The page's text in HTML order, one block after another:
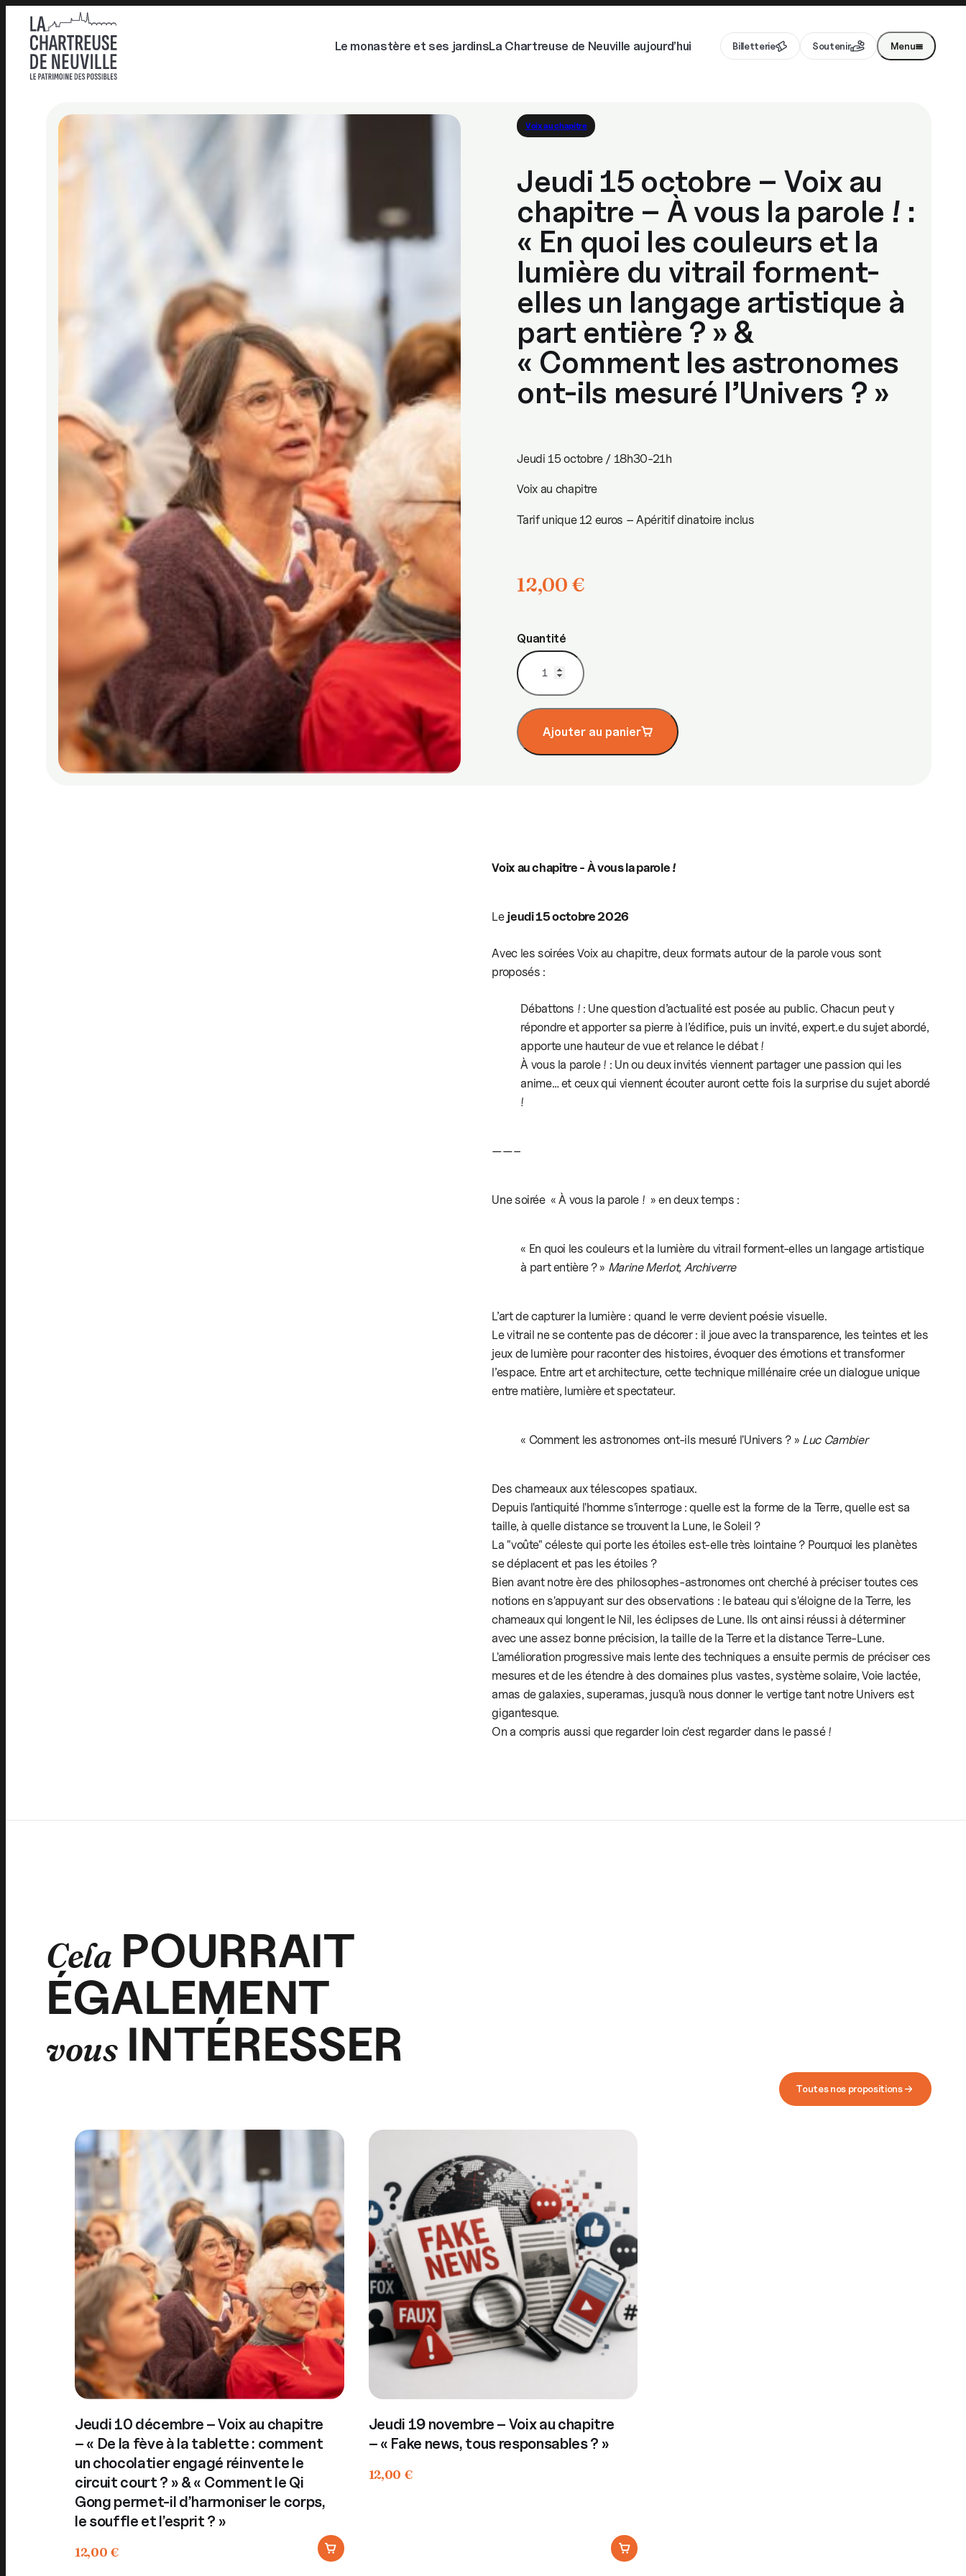
Le monastère et ses jardinsLa Chartreuse de Neuville aujourd’hui Billetterie Soutenir Menu
Jeudi 15 octobre – Voix au
chapitre – À vous la parole ! :
« En quoi les couleurs et la
lumière du vitrail forment-
elles un langage artistique à
part entière ? » &
« Comment les astronomes
ont-ils mesuré l’Univers ? »
12,00 €
Jeudi 15 octobre / 18h30-21h
Voix au chapitre
Tarif unique 12 euros – Apéritif dinatoire inclus
Quantité
quantité
de
Jeudi
15
octobre
–
vous
!
« En
quoi
couleurs
et
la
lumière
du
vitrail
artistique
entière
?
&
« Comment
les
astronomes
ont-
l'Univers
»
Ajouter au panier
Voix au chapitre
Voix au chapitre - À vous la parole !
Le jeudi 15 octobre 2026
Avec les soirées Voix au chapitre, deux formats autour de la parole vous sont
proposés :
Débattons ! : Une question d’actualité est posée au public. Chacun peut y
répondre et apporter sa pierre à l’édifice, puis un invité, expert.e du sujet abordé,
apporte une hauteur de vue et relance le débat !
À vous la parole ! : Un ou deux invités viennent partager une passion qui les
anime… et ceux qui viennent écouter auront cette fois la surprise du sujet abordé
!
——–
Une soirée « À vous la parole ! » en deux temps :
« En quoi les couleurs et la lumière du vitrail forment-elles un langage artistique
à part entière ? » Marine Merlot, Archiverre
L’art de capturer la lumière : quand le verre devient poésie visuelle.
Le vitrail ne se contente pas de décorer : il joue avec la transparence, les teintes et les
jeux de lumière pour raconter des histoires, évoquer des émotions et transformer
l’espace. Entre art et architecture, cette technique millénaire crée un dialogue unique
entre matière, lumière et spectateur.
« Comment les astronomes ont-ils mesuré l'Univers ? » Luc Cambier
Des chameaux aux télescopes spatiaux.
Depuis l'antiquité l'homme s'interroge : quelle est la forme de la Terre, quelle est sa
taille, à quelle distance se trouvent la Lune, le Soleil ?
La "voûte" céleste qui porte les étoiles est-elle très lointaine ? Pourquoi les planètes
se déplacent et pas les étoiles ?
Bien avant notre ère des philosophes-astronomes ont cherché à préciser toutes ces
notions en s'appuyant sur des observations : le bateau qui s'éloigne de la Terre, les
chameaux qui longent le Nil, les éclipses de Lune. Ils ont ainsi réussi à déterminer
avec une assez bonne précision, la taille de la Terre et la distance Terre-Lune.
L'amélioration progressive mais lente des techniques a ensuite permis de préciser ces
mesures et de les étendre à des domaines plus vastes, système solaire, Voie lactée,
amas de galaxies, superamas, jusqu'à nous donner le vertige tant notre Univers est
gigantesque.
On a compris aussi que regarder loin c'est regarder dans le passé !
Cela POURRAIT
ÉGALEMENT
vousINTÉRESSER
Toutes nos propositions
Jeudi 10 décembre – Voix au chapitre
– « De la fève à la tablette : comment
un chocolatier engagé réinvente le
circuit court ? » & « Comment le Qi
Gong permet-il d’harmoniser le corps,
le souffle et l’esprit ? »
12,00 €
Jeudi 19 novembre – Voix au chapitre
– « Fake news, tous responsables ? »
12,00 €
Panneau de gestion des cookies